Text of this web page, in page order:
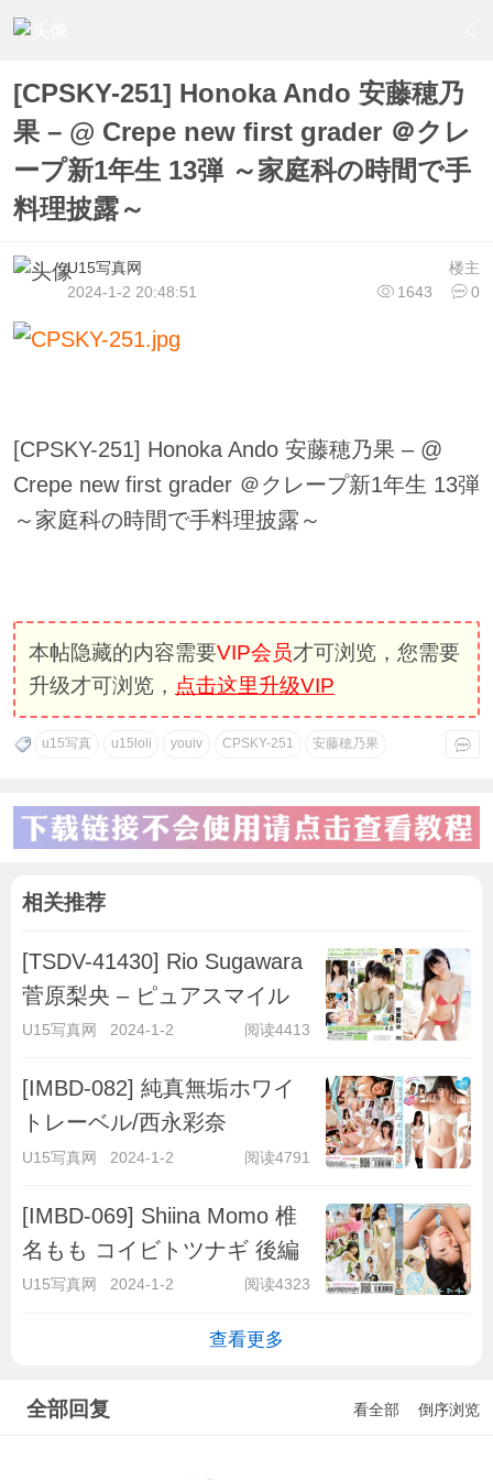
[CPSKY-251] Honoka Ando 安藤穂乃
果 – @ Crepe new first grader ＠クレ
ープ新1年生 13弾 ～家庭科の時間で手
料理披露～
楼主
U15写真网
1643
0
2024-1-2 20:48:51
[CPSKY-251] Honoka Ando 安藤穂乃果 – @
Crepe new first grader ＠クレープ新1年生 13弾
～家庭科の時間で手料理披露～
本帖隐藏的内容需要VIP会员才可浏览，您需要
升级才可浏览， 点击这里升级VIP
u15写真 u15loli youiv CPSKY-251 安藤穂乃果
相关推荐
[TSDV-41430] Rio Sugawara
菅原梨央 – ピュアスマイル
U15写真网 2024-1-2 阅读4413
[IMBD-082] 純真無垢ホワイ
トレーベル/西永彩奈
U15写真网 2024-1-2 阅读4791
[IMBD-069] Shiina Momo 椎
名もも コイビトツナギ 後編
U15写真网 2024-1-2 阅读4323
查看更多
全部回复 看全部 倒序浏览